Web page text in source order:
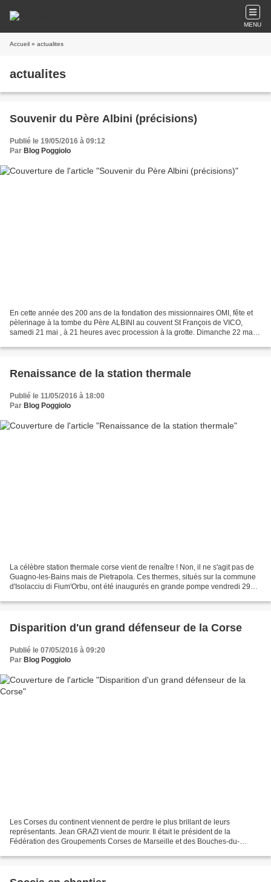
MENU
Accueil » actualites
actualites
Souvenir du Père Albini (précisions)
Publié le 19/05/2016 à 09:12
Par Blog Poggiolo
En cette année des 200 ans de la fondation des missionnaires OMI, fête et
pèlerinage à la tombe du Père ALBINI au couvent St François de VICO,
samedi 21 mai , à 21 heures avec procession à la grotte. Dimanche 22 mai: -
Renaissance de la station thermale
Publié le 11/05/2016 à 18:00
Par Blog Poggiolo
La célèbre station thermale corse vient de renaître ! Non, il ne s'agit pas de
Guagno-les-Bains mais de Pietrapola. Ces thermes, situés sur la commune
d'Isolacciu di Fium'Orbu, ont été inaugurés en grande pompe vendredi 29
Disparition d'un grand défenseur de la Corse
Publié le 07/05/2016 à 09:20
Par Blog Poggiolo
Les Corses du continent viennent de perdre le plus brillant de leurs
représentants. Jean GRAZI vient de mourir. Il était le président de la
Fédération des Groupements Corses de Marseille et des Bouches-du-